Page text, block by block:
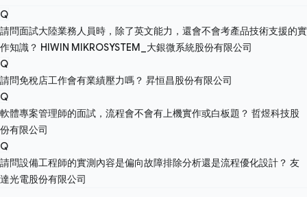
Q
請問面試大陸業務人員時，除了英文能力，還會不會考產品技術支援的實
作知識？ HIWIN MIKROSYSTEM_大銀微系統股份有限公司
Q
請問免稅店工作會有業績壓力嗎？ 昇恒昌股份有限公司
Q
軟體專案管理師的面試，流程會不會有上機實作或白板題？ 哲煜科技股
份有限公司
Q
請問設備工程師的實測內容是偏向故障排除分析還是流程優化設計？ 友
達光電股份有限公司